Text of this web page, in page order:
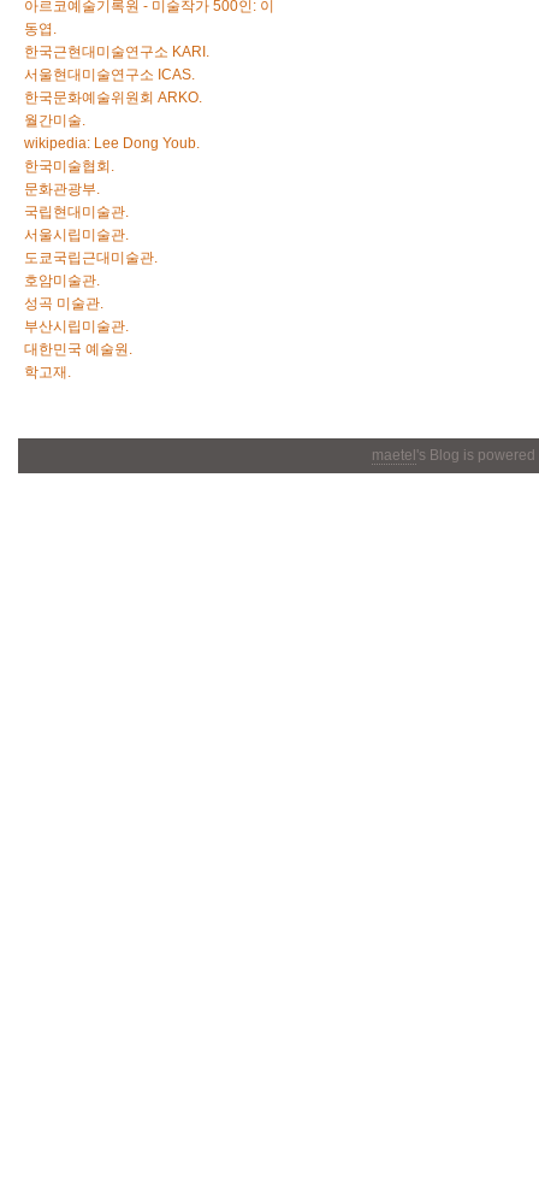
아르코예술기록원 - 미술작가 500인: 이
동엽.
한국근현대미술연구소 KARI.
서울현대미술연구소 ICAS.
한국문화예술위원회 ARKO.
월간미술.
wikipedia: Lee Dong Youb.
한국미술협회.
문화관광부.
국립현대미술관.
서울시립미술관.
도쿄국립근대미술관.
호암미술관.
성곡 미술관.
부산시립미술관.
대한민국 예술원.
학고재.
maetel 's Blog is